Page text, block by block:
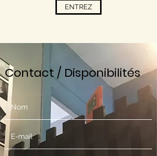
ENTREZ
Contact / Disponibilités